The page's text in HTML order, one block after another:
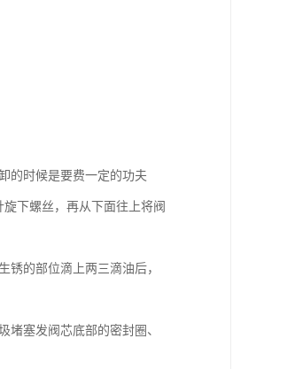
的时候是要费一定的功夫
下螺丝，再从下面往上将阀
锈的部位滴上两三滴油后，
堵塞发阀芯底部的密封圈、